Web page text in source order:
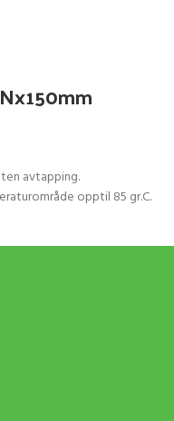
avtapping.
opptil 85 gr.C.